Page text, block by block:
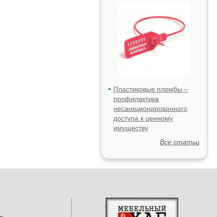
Пластиковые пломбы –
профилактика
несанкционированного
доступа к ценному
имуществу
Все статьи